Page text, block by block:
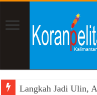
Langkah Jadi Ulin,